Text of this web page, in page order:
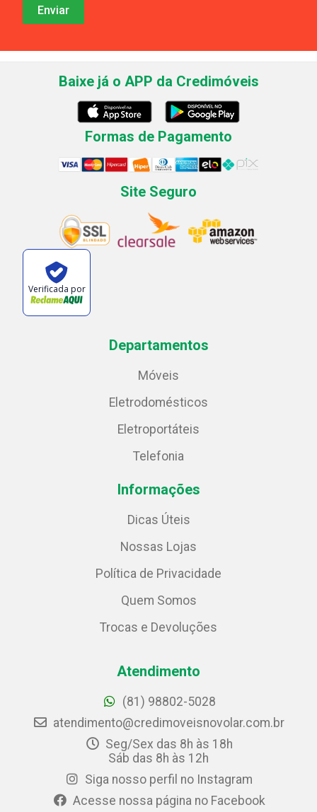
Baixe já o APP da Credimóveis
Formas de Pagamento
Site Seguro
Verificada por
Departamentos
Móveis
Eletrodomésticos
Eletroportáteis
Telefonia
Informações
Dicas Úteis
Nossas Lojas
Política de Privacidade
Quem Somos
Trocas e Devoluções
Atendimento
(81) 98802-5028
atendimento@credimoveisnovolar.com.br
Seg/Sex das 8h às 18h
Sáb das 8h às 12h
Siga nosso perfil no Instagram
Acesse nossa página no Facebook